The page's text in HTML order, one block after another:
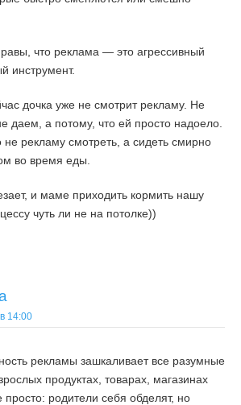
что реклама — это агрессивный
инструмент.
дочка уже не смотрит рекламу. Не
даем, а потому, что ей просто надоело.
рекламу смотреть, а сидеть смирно
во время еды.
и маме приходить кормить нашу
чуть ли не на потолке))
14:00
рекламы зашкаливает все разумные
продуктах, товарах, магазинах
просто: родители себя обделят, но